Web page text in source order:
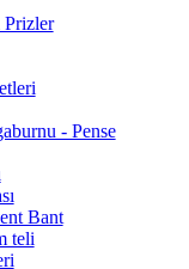
Prizler
- Pense
Bant
teli